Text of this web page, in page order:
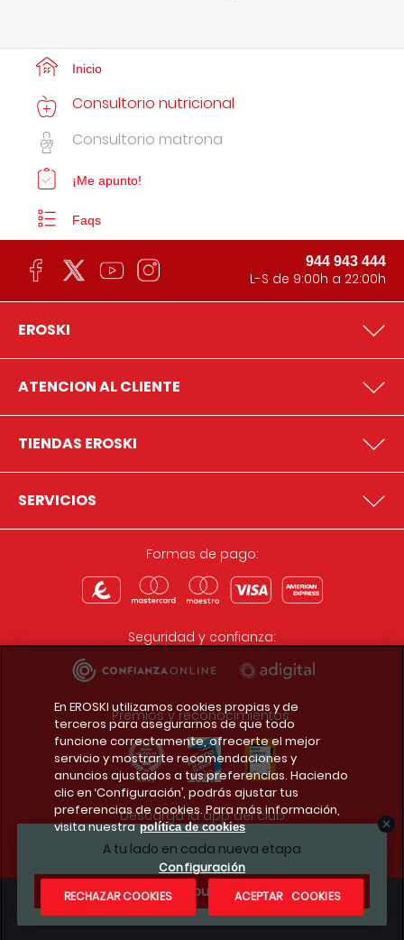
A tu lado en cada nueva etapa
¿Te apuntas?
Inicio
Consultorio nutricional
Consultorio matrona
¡Me apunto!
Faqs
944 943 444
L-S de 9:00h a 22:00h
EROSKI
ATENCION AL CLIENTE
TIENDAS EROSKI
SERVICIOS
Formas de pago:
Seguridad y confianza:
Premios y reconocimientos:
Descarga la app del club
Condiciones legales
En EROSKI utilizamos cookies propias y de
terceros para asegurarnos de que todo
funcione correctamente, ofrecerte el mejor
servicio y mostrarte recomendaciones y
anuncios ajustados a tus preferencias. Haciendo
clic en ‘Configuración’, podrás ajustar tus
preferencias de cookies. Para más información,
visita nuestra política de cookies
Configuración
RECHAZAR COOKIES
ACEPTAR COOKIES